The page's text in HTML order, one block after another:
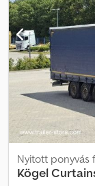
csatlakozó,
ponyvarendszer.
jármű áttekintését.
finanszírozási
telematikai
adunk tanácsot.
Nyitott ponyvás
Kögel